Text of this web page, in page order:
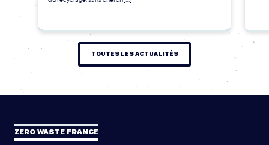
TOUTES LES ACTUALITÉS
ZERO WASTE FRANCE